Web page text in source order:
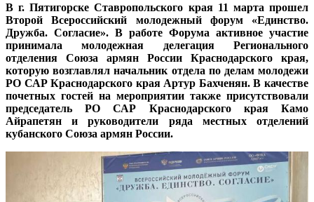
В г. Пятигорске Ставропольского края 11 марта прошел
Второй Всероссийский молодежный форум «Единство.
Дружба. Согласие». В работе Форума активное участие
принимала молодежная делегация Регионального
отделения Союза армян России Краснодарского края,
которую возглавлял начальник отдела по делам молодежи
РО САР Краснодарского края Артур Бахченян. В качестве
почетных гостей на мероприятии также присутствовали
председатель РО САР Краснодарского края Камо
Айрапетян и руководители ряда местных отделений
кубанского Союза армян России.